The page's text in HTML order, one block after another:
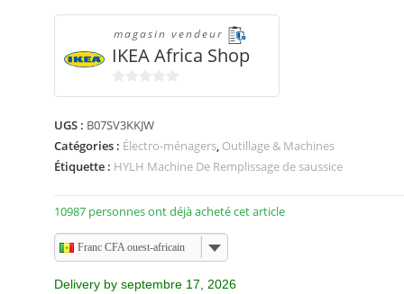
magasin vendeur
IKEA Africa Shop
u
r
5
UGS : B07SV3KKJW
Catégories : Électro-ménagers, Outillage & Machines
Étiquette : HYLH Machine De Remplissage de saussice
10987 personnes ont déjà acheté cet article
Franc CFA ouest-africain
Delivery by septembre 17, 2026